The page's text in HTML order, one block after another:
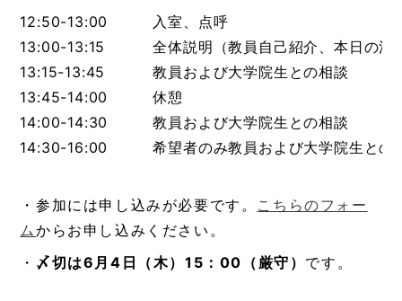
12:50-13:00
入室、点呼
13:00-13:15
全体説明（教員自己紹介、本日の流
13:15-13:45
教員および大学院生との相談
13:45-14:00
休憩
14:00-14:30
教員および大学院生との相談
14:30-16:00
希望者のみ教員および大学院生との
・参加には申し込みが必要です。 こちらのフォー
ムからお申し込みください。
・ 〆切は6 月4 日（木）15 ： 00 （厳守） です。